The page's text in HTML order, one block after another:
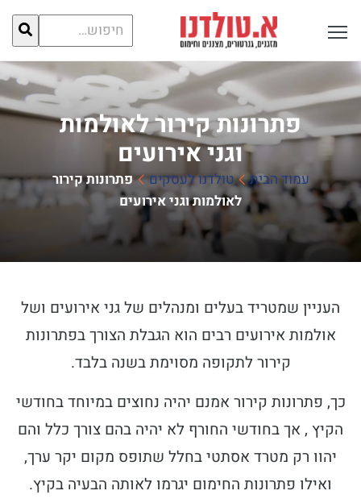
חיפוש
עבור:
פתח תפריט ראשי לתצוגה
פתרונות קירור לאולמות
וגני אירועים
עמוד הבית טולדנו לעסקים
פתרונות קירור
לאולמות וגני אירועים
העניין שמטריד בעלים ומנהלים של גני אירועים ושל
אולמות אירועים רבים הוא הגבלת הצורך בפתרונות
קירור לתקופה מסוימת בשנה בלבד.
כך, פתרונות קירור אמנם יהיה נחוצים במיוחד בחודשי
הקיץ , אך בחודשי החורף לא יהיה בהם צורך כלל והם
יהוו רק מטרד אסתטי בחלל שתופס מקום יקר ערך,
ואילו פתרונות החימום יגרמו לאותה הבעיה בקיץ.